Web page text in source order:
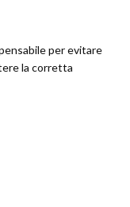
per evitare
la corretta